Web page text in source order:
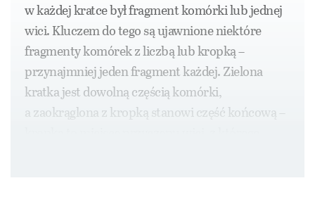
w każdej kratce był fragment komórki lub jednej
wici. Kluczem do tego są ujawnione niektóre
fragmenty komórek z liczbą lub kropką –
przynajmniej jeden fragment każdej. Zielona
kratka jest dowolną częścią komórki,
a zaokrąglona z kropką stanowi część końcową –